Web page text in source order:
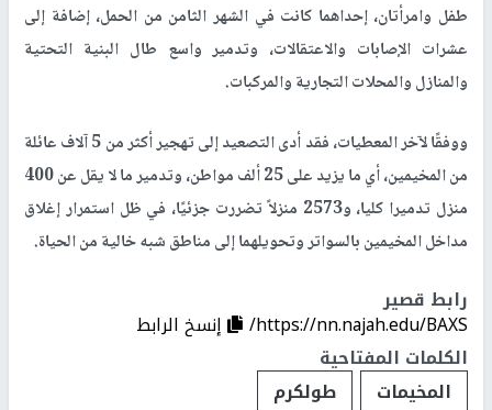
طفل وامرأتان، إحداهما كانت في الشهر الثامن من الحمل، إضافة إلى
عشرات الإصابات والاعتقالات، وتدمير واسع طال البنية التحتية
والمنازل والمحلات التجارية والمركبات.
ووفقًا لآخر المعطيات، فقد أدى التصعيد إلى تهجير أكثر من 5 آلاف عائلة
من المخيمين، أي ما يزيد على 25 ألف مواطن، وتدمير ما لا يقل عن 400
منزل تدميرا كليا، و2573 منزلاً تضررت جزئيًا، في ظل استمرار إغلاق
مداخل المخيمين بالسواتر وتحويلهما إلى مناطق شبه خالية من الحياة.
رابط قصير
https://nn.najah.edu/BAXS/
إنسخ الرابط
الكلمات المفتاحية
المخيمات
طولكرم